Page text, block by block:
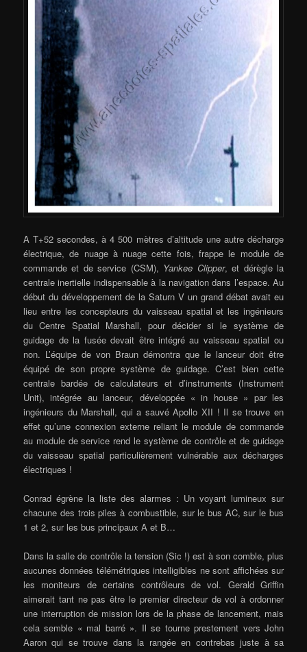
A T+52 secondes, à 4 500 mètres d’altitude une autre décharge
électrique, de nuage à nuage cette fois, frappe le module de
commande et de service (CSM), Yankee Clipper, et dérègle la
centrale inertielle indispensable à la navigation dans l’espace. Au
début du développement de la Saturn V un grand débat avait eu
lieu entre les concepteurs du vaisseau spatial et les ingénieurs
du Centre Spatial Marshall, pour décider si le système de
guidage de la fusée devait être intégré au vaisseau spatial ou
non. L’équipe de von Braun démontra que le lanceur doit être
équipé de son propre système de guidage. C’est bien cette
centrale bardée de calculateurs et d’instruments (Instrument
Unit), intégrée au lanceur, développée « in house » par les
ingénieurs du Marshall, qui a sauvé Apollo XII ! Il se trouve en
effet qu’une connexion externe reliant le module de commande
au module de service rend le système de contrôle et de guidage
du vaisseau spatial particulièrement vulnérable aux décharges
électriques !
Conrad égrène la liste des alarmes : Un voyant lumineux sur
chacune des trois piles à combustible, sur le bus AC, sur le bus
1 et 2, sur les bus principaux A et B…
Dans la salle de contrôle la tension (Sic !) est à son comble, plus
aucunes données télémétriques intelligibles ne sont affichées sur
les moniteurs de certains contrôleurs de vol. Gerald Griffin
aimerait tant ne pas être le premier directeur de vol à ordonner
une interruption de mission lors de la phase de lancement, mais
cela semble « mal barré ». Il se tourne prestement vers John
Aaron qui se trouve dans la rangée en contrebas juste à sa